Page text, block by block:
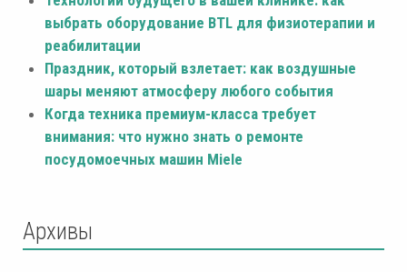
выбрать оборудование BTL для физиотерапии и
реабилитации
Праздник, который взлетает: как воздушные
шары меняют атмосферу любого события
Когда техника премиум-класса требует
внимания: что нужно знать о ремонте
посудомоечных машин Miele
Архивы